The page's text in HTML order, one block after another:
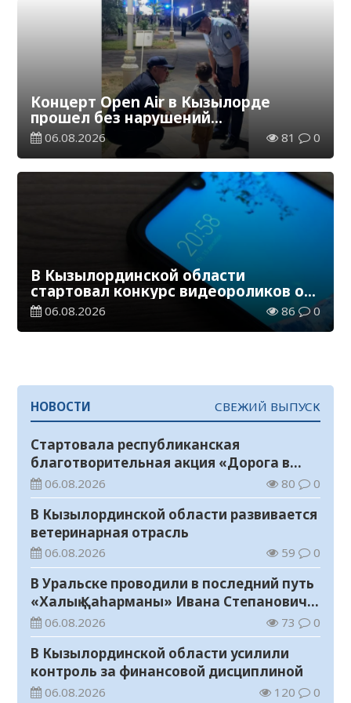
Концерт Open Air в Кызылорде
прошел без нарушений
общественного порядка
06.08.2026 81 0
В Кызылординской области
стартовал конкурс видеороликов о
семейных ценностях и Конституции
06.08.2026 86 0
НОВОСТИ СВЕЖИЙ ВЫПУСК
Стартовала республиканская
благотворительная акция «Дорога в
школу»
06.08.2026 80 0
В Кызылординской области развивается
ветеринарная отрасль
06.08.2026 59 0
В Уральске проводили в последний путь
«Халық Қаһарманы» Ивана Степановича
Гапича
06.08.2026 73 0
В Кызылординской области усилили
контроль за финансовой дисциплиной
06.08.2026 120 0